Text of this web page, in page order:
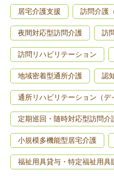
居宅介護支援 訪問介護
夜間対応型訪問介護 訪
訪問リハビリテーション
地域密着型通所介護 認
通所リハビリテーション（デ
定期巡回・随時対応型訪問介
小規模多機能型居宅介護
福祉用具貸与・特定福祉用具